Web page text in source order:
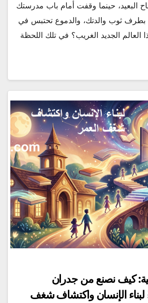
البعيد، حينما وقفت أمام باب مدرستك
بطرف ثوب والدتك، والدموع تحتبس في
العالم الجديد الغريب؟ في تلك اللحظة
كيف نصنع من جدران
الإنسان واكتشاف شغف